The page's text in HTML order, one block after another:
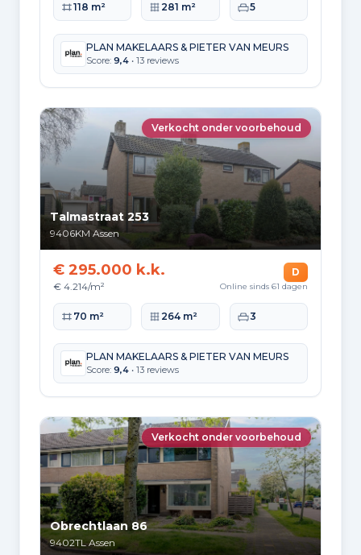
Woonoppervlakte
118 m² Perceeloppervlakte
281 m² Slaapkamers
5
PLAN MAKELAARS & PIETER VAN MEURS
Score: 9,4 • 13 reviews
Verkocht onder voorbehoud
Talmastraat 253
9406KM Assen
€ 295.000 k.k.
€ 4.214/m²
D
Online sinds 61 dagen
Woonoppervlakte
70 m² Perceeloppervlakte
264 m² Slaapkamers
3
PLAN MAKELAARS & PIETER VAN MEURS
Score: 9,4 • 13 reviews
Verkocht onder voorbehoud
Obrechtlaan 86
9402TL Assen